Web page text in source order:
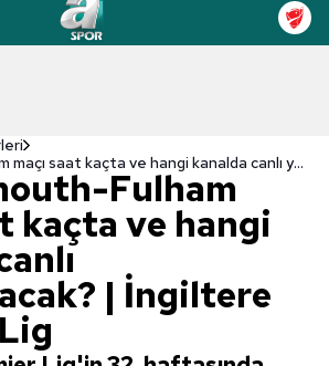
Bournemouth-Fulham maçı saat kaçta ve hangi kanalda canlı yayınlanacak? | İngiltere Premier Lig
Fulham
kaçta ve hangi
| İngiltere